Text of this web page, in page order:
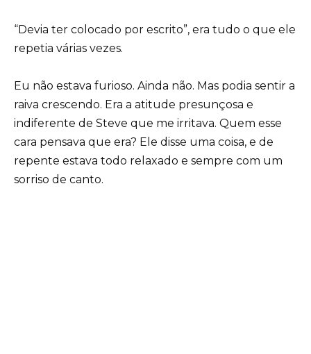
“Devia ter colocado por escrito”, era tudo o que ele
repetia várias vezes.
Eu não estava furioso. Ainda não. Mas podia sentir a
raiva crescendo. Era a atitude presunçosa e
indiferente de Steve que me irritava. Quem esse
cara pensava que era? Ele disse uma coisa, e de
repente estava todo relaxado e sempre com um
sorriso de canto.